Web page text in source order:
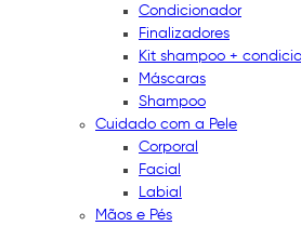
Condicionador
Finalizadores
Kit shampoo +
Máscaras
Shampoo
Cuidado com a Pele
Corporal
Facial
Labial
Mãos e Pés